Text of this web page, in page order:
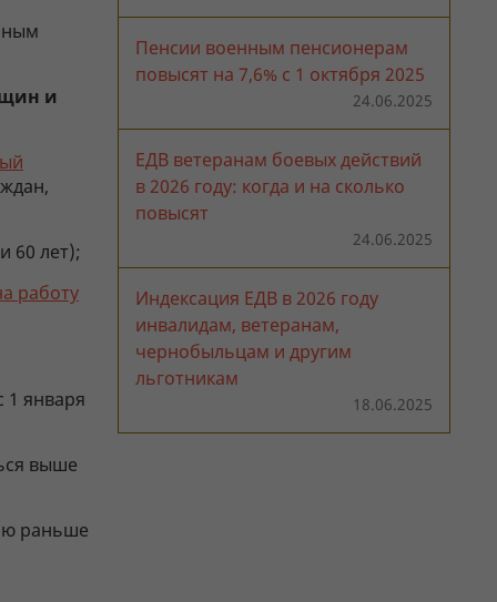
и
60 лет);
работу
января
выше
раньше
Пенсии военным пенсионерам
повысят на 7,6% с 1 октября 2025
24.06.2025
ЕДВ ветеранам боевых действий
в 2026 году: когда и на сколько
повысят
24.06.2025
Индексация ЕДВ в 2026 году
инвалидам, ветеранам,
чернобыльцам и другим
льготникам
18.06.2025